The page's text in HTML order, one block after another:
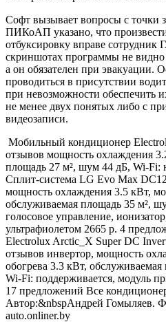
Софт вызывает вопросы с точки
ПИКоАП указано, что
отбуксировку вправе
скриншотах программы не
а он обязателен при эвакуации.
проводиться в присутствии
при невозможности обеспечить
не менее двух понятых либо с
видеозаписи.
Мобильный кондиционер
отзывов мощность охлаждения
площадь 27 м², шум 44 дБ, Wi-Fi:
Сплит-система LG Evo Max
мощность охлаждения 3.5 кВт,
обслуживаемая площадь 35 м²,
голосовое управление,
ультрафиолетом 2665 р. 4
Electrolux Arctic_X Super DC
отзывов инвертор, мощность
обогрева 3.3 кВт,
Wi-Fi: поддерживается, модуль
17 предложений Все
Автор:&nbspАндрей Гомыляев.
auto.onliner.by